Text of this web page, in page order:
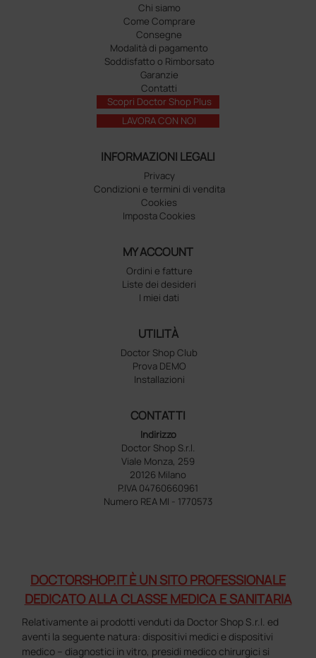
Chi siamo
Come Comprare
Consegne
Modalità di pagamento
Soddisfatto o Rimborsato
Garanzie
Contatti
Scopri Doctor Shop Plus
LAVORA CON NOI
INFORMAZIONI LEGALI
Privacy
Condizioni e termini di vendita
Cookies
Imposta Cookies
MY ACCOUNT
Ordini e fatture
Liste dei desideri
I miei dati
UTILITÀ
Doctor Shop Club
Prova DEMO
Installazioni
CONTATTI
Indirizzo
Doctor Shop S.r.l.
Viale Monza, 259
20126 Milano
P.IVA 04760660961
Numero REA MI - 1770573
DOCTORSHOP.IT È UN SITO PROFESSIONALE
DEDICATO ALLA CLASSE MEDICA E SANITARIA
Relativamente ai prodotti venduti da Doctor Shop S.r.l. ed
aventi la seguente natura: dispositivi medici e dispositivi
medico – diagnostici in vitro, presidi medico chirurgici si